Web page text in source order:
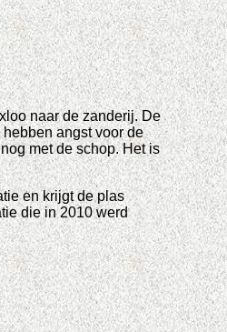
naar de zanderij. De
angst voor de
met de schop. Het is
en krijgt de plas
die in 2010 werd